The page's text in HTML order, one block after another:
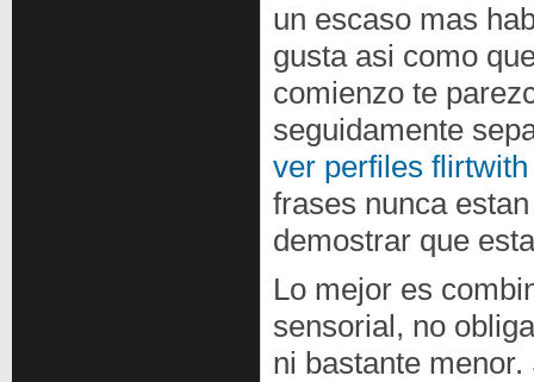
un escaso mas
gusta asi­ como
comienzo te
seguidamente
ver perfiles
frases nunca
demostrar que
Lo mejor es
sensorial, no
ni bastante